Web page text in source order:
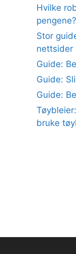
Hvilke
Stor
nettsider
Guide:
Guide:
Guide:
bruke